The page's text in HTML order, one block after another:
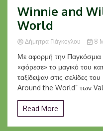
Winnie and
World
Δήμητρα Γιάγκογλου 8
Με αφορμή την Παγκόσμια
«φόρεσε» το μαγικό του
ταξίδεψαν στις σελίδες
Around the World” των
Read More